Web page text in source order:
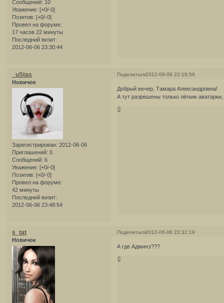
Сообщений: 10
Уважение: [+0/-0]
Позитив: [+0/-0]
Провел на форуме:
17 часов 22 минуты
Последний визит:
2012-06-06 23:30:44
Поделиться2012-06-06 22:16:59
_uStas
Новичок
Зарегистрирован: 2012-06-06
Приглашений: 0
Сообщений: 6
Уважение: [+0/-0]
Позитив: [+0/-0]
Провел на форуме:
42 минуты
Последний визит:
2012-06-06 23:48:54
Добрый вечер, Тамара Александровна!
А тут разрешены только лёгкие
0
Поделиться2012-06-06 22:32:19
s_tat
Новичок
А где Админэ???
0